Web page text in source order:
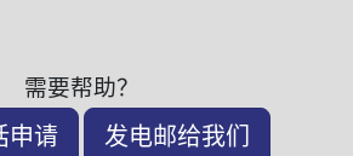
需要帮助？
申请 发电邮给我们